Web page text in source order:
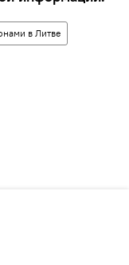
в Литве